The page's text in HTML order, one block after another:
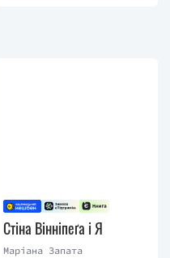
Стіна Вінніпеґа і Я
Маріана Запата